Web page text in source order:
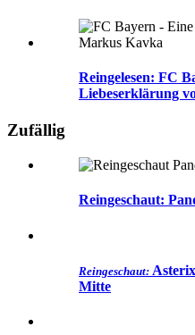
Reingelesen: FC
Liebeserklärung
Zufällig
Reingeschaut:
Reingeschaut:
Mitte